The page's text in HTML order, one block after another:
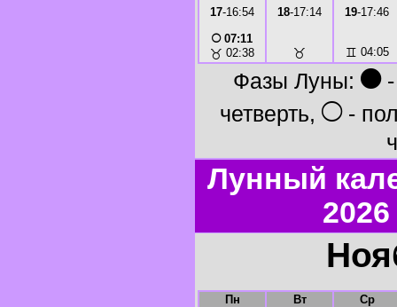
17-16:54
○07:11
♉ 02:38
18-17:14
♉
19-17:46
♊ 04:05
Фазы Луны: ●-
четверть, ○-
Лунный
Пн Вт Ср